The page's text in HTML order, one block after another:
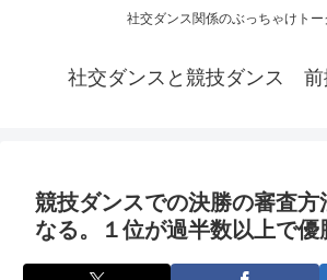
社交ダンス関係のぶっちゃけトー
社交ダンスと競技ダンス 前
競技ダンスでの決勝の審査方
なる。１位が過半数以上で優